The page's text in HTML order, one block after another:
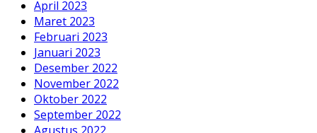
April 2023
Maret 2023
Februari 2023
Januari 2023
Desember 2022
November 2022
Oktober 2022
September 2022
Agustus 2022